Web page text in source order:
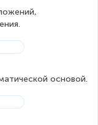
основой.